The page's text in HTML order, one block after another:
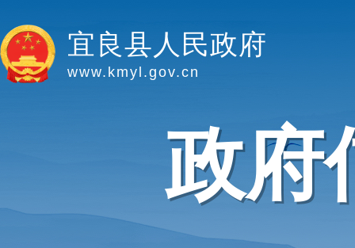
宜良县人民政府
www.kmyl.gov.cn
政府